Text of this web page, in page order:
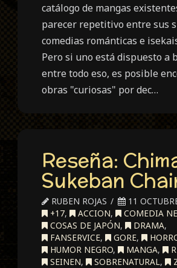
catálogo de mangas
parecer repetitivo entre sus
comedias románticas e
Pero si uno está dispuesto a
entre todo eso, es posible
obras "curiosas" por dec…
Reseña:
Sukeban
RUBEN ROJAS
11
+17, ACCION, COMEDIA
COSAS DE JAPÓN, DRAMA,
FANSERVICE, GORE,
HUMOR NEGRO, MANGA,
SEINEN, SOBRENATURAL,